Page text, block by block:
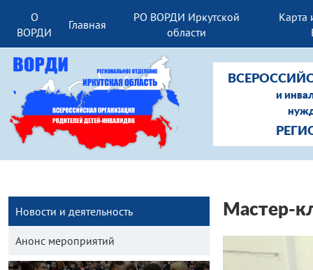
О
ВОРДИ
Главная
РО ВОРДИ Иркутской
области
Карта
и
Новости и деятельность
Анонс мероприятий
Мастер-